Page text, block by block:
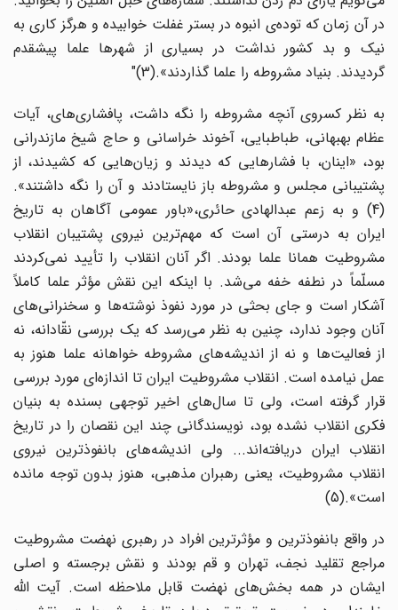
در آن زمان که توده‌ی انبوه در بستر غفلت خوابیده و هرگز کاری به
نیک و بد کشور نداشت در بسیاری از شهرها علما پیشقدم
گردیدند. بنیاد مشروطه را علما گذاردند».(3)"
به نظر کسروی آنچه مشروطه را نگه داشت، پافشاری‌های، آیات
عظام بهبهانی، طباطبایی، آخوند خراسانی و حاج شیخ مازندرانی
بود، «اینان، با فشارهایی که دیدند و زیان‌هایی که کشیدند، از
پشتیبانی مجلس و مشروطه باز نایستادند و آن را نگه داشتند».
(4) و به زعم عبدالهادی حائری،«باور عمومی آگاهان به تاریخ
ایران به درستی آن است که مهم‌ترین نیروی پشتیبان انقلاب
مشروطیت همانا علما بودند. اگر آنان انقلاب را تأیید نمی‌کردند
مسلّماً در نطفه خفه می‌شد. با اینکه این نقش مؤثر علما کاملاً
آشکار است و جای بحثی در مورد نفوذ نوشته‌ها و سخنرانی‌های
آنان وجود ندارد، چنین به نظر می‌رسد که یک بررسی نقّادانه، نه
از فعالیت‌ها و نه از اندیشه‌های مشروطه خواهانه علما هنوز به
عمل نیامده است. انقلاب مشروطیت ایران تا اندازه‌ای مورد بررسی
قرار گرفته است، ولی تا سال‌های اخیر توجهی بسنده به بنیان
فکری انقلاب نشده بود، نویسندگانی چند این نقصان را در تاریخ
انقلاب ایران دریافته‌اند... ولی اندیشه‌های بانفوذ‌ترین نیروی
انقلاب مشروطیت، یعنی رهبران مذهبی، هنوز بدون توجه مانده
است».(5)
در واقع بانفوذترین و مؤثرترین افراد در رهبری نهضت مشروطیت
مراجع تقلید نجف، تهران و قم بودند و نقش برجسته و اصلی
ایشان در همه بخش‌های نهضت قابل ملاحظه است. آیت الله